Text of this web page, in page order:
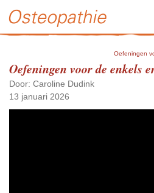
Oefeningen
Oefeningen voor de enkels
Door: Caroline Dudink
13 januari 2026